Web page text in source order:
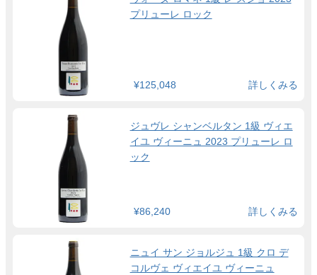
プリューレ ロック
¥125,048 詳しくみる
ジュヴレ シャンベルタン 1級 ヴィエ
イユ ヴィーニュ 2023 プリューレ ロ
ック
¥86,240 詳しくみる
ニュイ サン ジョルジュ 1級 クロ デ
コルヴェ ヴィエイユ ヴィーニュ